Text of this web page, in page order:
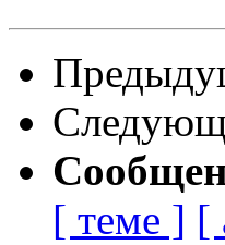
[ теме ] [